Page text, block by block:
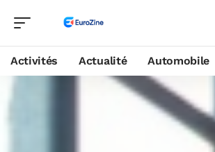
Activités Actualité Automobile